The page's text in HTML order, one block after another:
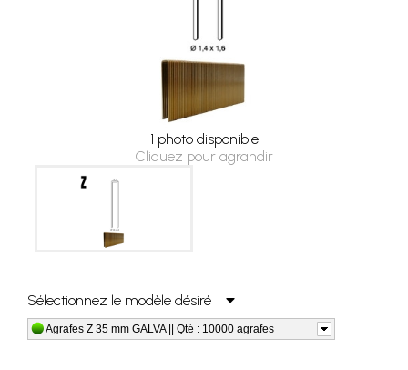
1 photo disponible
Cliquez pour agrandir
Sélectionnez le modèle désiré
Agrafes Z 35 mm GALVA || Qté : 10000 agrafes